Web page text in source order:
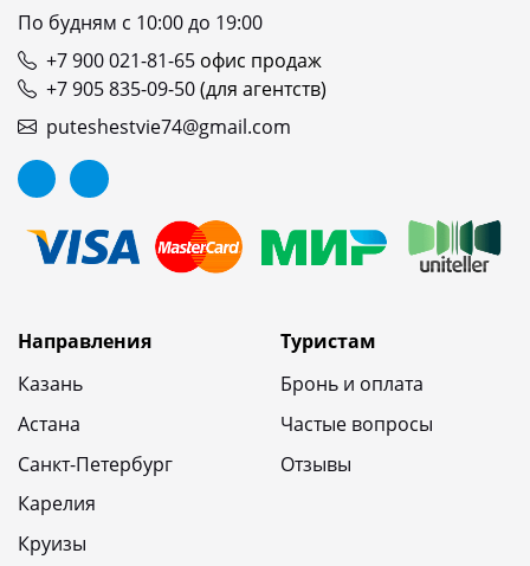
По будням с 10:00 до 19:00
+7 900 021-81-65 офис продаж
+7 905 835-09-50(для агентств)
puteshestvie74@gmail.com
Направления
Казань
Астана
Санкт-Петербург
Карелия
Круизы
Туристам
Бронь и оплата
Частые вопросы
Отзывы